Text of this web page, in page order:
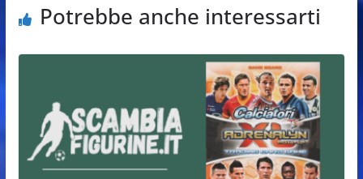
Potrebbe anche interessarti